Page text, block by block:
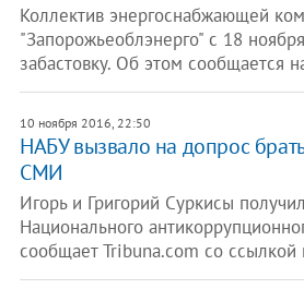
Коллектив энергоснабжающей
"Запорожьеоблэнерго" с 18
забастовку. Об этом сообщается
10 ноября 2016, 22:50
НАБУ вызвало на допрос
СМИ
Игорь и Григорий Суркисы
Национального
сообщает Tribuna.com со ссылкой